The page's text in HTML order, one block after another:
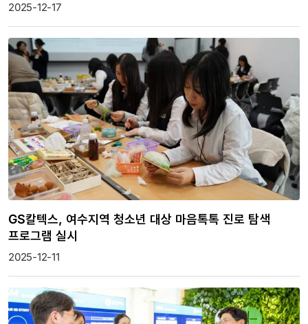
2025-12-17
GS칼텍스, 여수지역 청소년 대상 마음톡톡 진로 탐색
프로그램 실시
2025-12-11